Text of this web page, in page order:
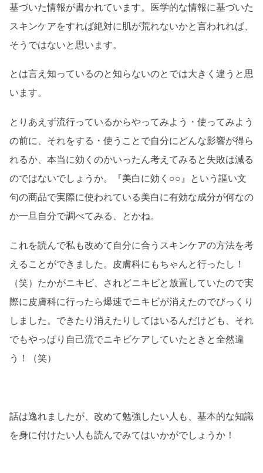
基づいた情報が書かれています。医学的な情報に基づいた
スキンケアをすれば絶対に肌が荒れないかと言われれば、
そうではないと思います。
とは言え知っているのと知らないのとでは大きく違うと思
います。
とりあえず流行っているからやってみよう・使ってみよう
の前に、それをする・使うことで自分にどんな影響が得ら
れるか、本当に効くのかいったん考えてみると失敗は減る
のではないでしょうか。『美白に効く○○』という謳い文
句の商品で実際に使われている美白に有効な成分が何なの
か一旦自分で調べてみる、とかね。
これを読んで私も改めて自分に合うスキンケアの方法を考
えることができました。皮膚科にもちゃんと行ったし！
（笑）たかがニキビ、されどニキビと放置していたので実
際に皮膚科に行ったら爆速でニキビが消えたのでびっくり
しました。できたり消えたりしてはいるんだけども、それ
でもやっぱり自己流でニキビケアしていたときと全然違
う！（笑）
話は逸れましたが、改めて勉強したい人も、基本的な知識
を身に付けたい人も読んでみてはいかがでしょうか！